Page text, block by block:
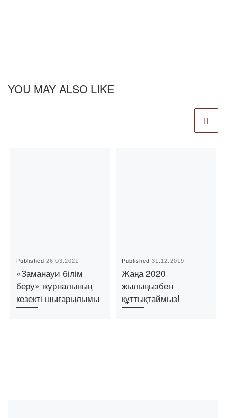
YOU MAY ALSO LIKE
Published26.03.2021
«Заманауи білім
беру» журналының
кезекті шығарылымы
Published31.12.2019
Жаңа 2020
жылыңызбен
құттықтаймыз!